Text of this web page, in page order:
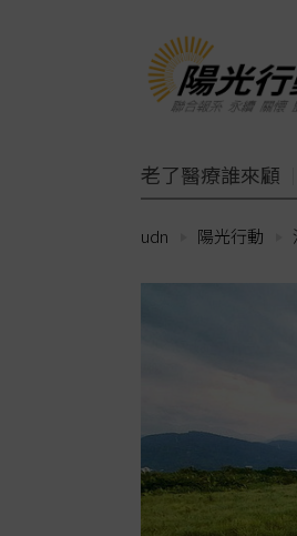
老了醫療誰來顧
udn 陽光行動